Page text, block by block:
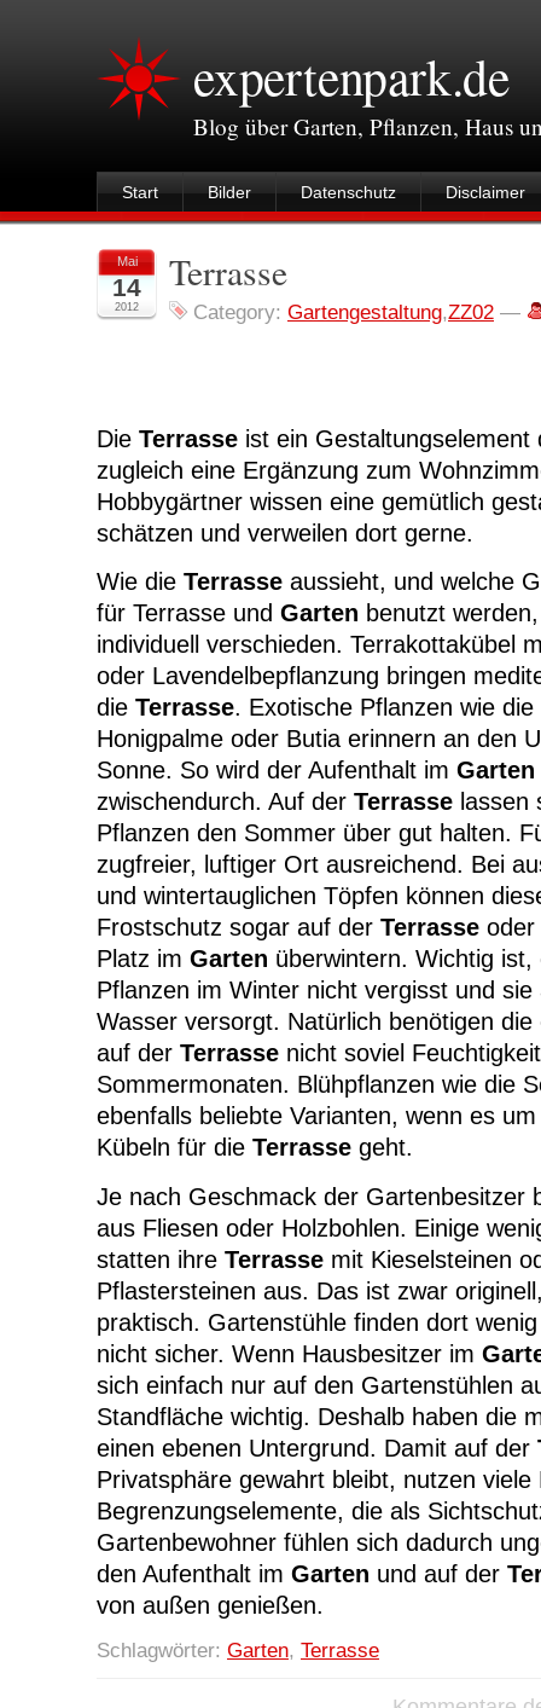
expertenpark.de
Blog über Garten, Pflanzen, Haus
Start Bilder Datenschutz Disclaimer
Mai
14
2012
Terrasse
Category: Gartengestaltung,ZZ02 —
Die Terrasse ist ein Gestaltungselement
zugleich eine Ergänzung zum
Hobbygärtner wissen eine gemütlich
schätzen und verweilen dort gerne.
Wie die Terrasse aussieht, und welche
für Terrasse und Garten benutzt
individuell verschieden. Terrakottakübel
oder Lavendelbepflanzung bringen
die Terrasse. Exotische Pflanzen wie
Honigpalme oder Butia erinnern an den
Sonne. So wird der Aufenthalt im Garten
zwischendurch. Auf der Terrasse lassen
Pflanzen den Sommer über gut halten.
zugfreier, luftiger Ort ausreichend. Bei
und wintertauglichen Töpfen können
Frostschutz sogar auf der Terrasse oder
Platz im Garten überwintern. Wichtig ist,
Pflanzen im Winter nicht vergisst und
Wasser versorgt. Natürlich benötigen
auf der Terrasse nicht soviel
Sommermonaten. Blühpflanzen wie die
ebenfalls beliebte Varianten, wenn es
Kübeln für die Terrasse geht.
Je nach Geschmack der Gartenbesitzer
aus Fliesen oder Holzbohlen. Einige
statten ihre Terrasse mit Kieselsteinen
Pflastersteinen aus. Das ist zwar
praktisch. Gartenstühle finden dort
nicht sicher. Wenn Hausbesitzer im
sich einfach nur auf den Gartenstühlen
Standfläche wichtig. Deshalb haben die
einen ebenen Untergrund. Damit auf der
Privatsphäre gewahrt bleibt, nutzen viele
Begrenzungselemente, die als
Gartenbewohner fühlen sich dadurch
den Aufenthalt im Garten und auf der
von außen genießen.
Schlagwörter: Garten, Terrasse